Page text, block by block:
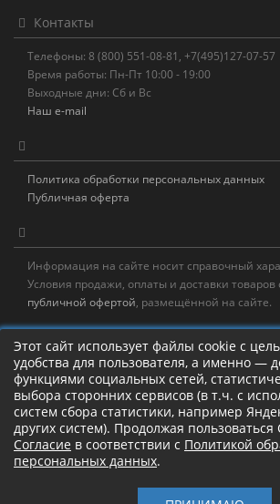
Контакты
Телефоны: 8 (800) 551-08-81, +7(495)127-07-57
Время работы: Пн-Пт 10:00 - 19:00
Выходные дни: Сб и Вс
Наш e-mail
Политика обработки персональных данных
Публичная оферта
Информация на сайте носит справочный
Условия продажи, оплаты и доставки товаров
публичной офертой, размещённой на сайте.
Новостная рассылка
Новости, акции, распродажи и полезные
Левая панель
Этот сайт использует файлы cookie с
удобства для пользователя, а именно —
функциями социальных сетей,
выбора сторонних сервисов (в т.ч. с
систем сбора статистики, например
других систем). Продолжая
Согласие в соответствии с Политикой
персональных данных.